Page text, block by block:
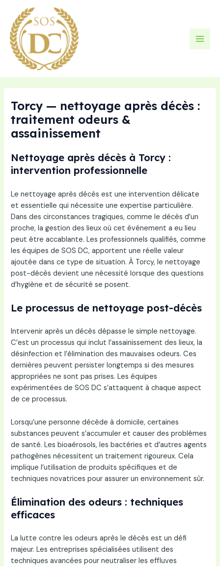
contenu
Main
Torcy — nettoyage après décès :
traitement odeurs &
assainissement
Nettoyage après décès à Torcy :
intervention professionnelle
Le nettoyage après décès est une intervention délicate
et essentielle qui nécessite une expertise particulière.
Dans des circonstances tragiques, comme le décès d’un
proche, la gestion des lieux où cet événement a eu lieu
peut être accablante. Les professionnels qualifiés, comme
les équipes de SOS DC, apportent une réelle valeur
ajoutée dans ce type de situation. À Torcy, le nettoyage
post-décès devient une nécessité lorsque des questions
d’hygiène et de sécurité se posent.
Le processus de nettoyage post-décès
Intervenir après un décès dépasse le simple nettoyage.
C’est un processus qui inclut l’assainissement des lieux, la
désinfection et l’élimination des mauvaises odeurs. Ces
dernières peuvent persister longtemps si des mesures
appropriées ne sont pas prises. Les équipes
expérimentées de SOS DC s’attaquent à chaque aspect
de ce processus.
Lorsqu’une personne décède à domicile, certaines
substances peuvent s’accumuler et causer des problèmes
de santé. Les bioaérosols, les bactéries et d’autres agents
pathogènes nécessitent un traitement rigoureux. Cela
implique l’utilisation de produits spécifiques et de
techniques novatrices pour assurer un environnement sûr.
Élimination des odeurs : techniques
efficaces
La lutte contre les odeurs après le décès est un défi
majeur. Les entreprises spécialisées utilisent des
techniques avancées pour neutraliser les effluves